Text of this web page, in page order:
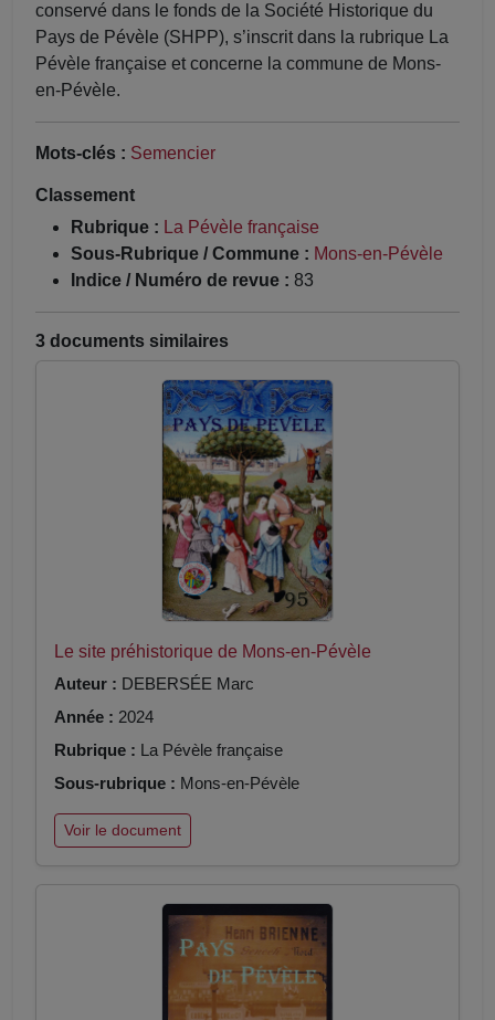
conservé dans le fonds de la Société Historique du
Pays de Pévèle (SHPP), s’inscrit dans la rubrique La
Pévèle française et concerne la commune de Mons-
en-Pévèle.
Mots-clés : Semencier
Classement
Rubrique : La Pévèle française
Sous-Rubrique / Commune : Mons-en-Pévèle
Indice / Numéro de revue : 83
3 documents similaires
Le site préhistorique de Mons-en-Pévèle
Auteur : DEBERSÉE Marc
Année : 2024
Rubrique : La Pévèle française
Sous-rubrique : Mons-en-Pévèle
Voir le document